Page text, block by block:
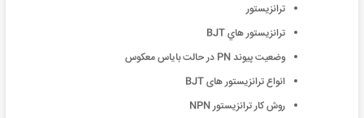
ترانزیستور
ترانزیستور هاي BJT
وضعیت پیوند PN در حالت بایاس معکوس
انواع ترانزیستور های BJT
روش کار ترانزیستور NPN